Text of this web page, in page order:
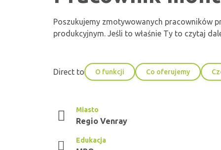
Poszukujemy zmotywowanych pracowników
produkcyjnym. Jeśli to właśnie Ty to czytaj
Direct to O funkcji Co oferujemy
Miasto
Regio Venray
Edukacja